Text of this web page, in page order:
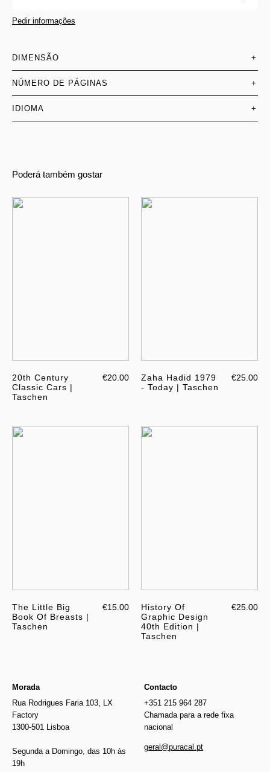
Pedir informações
DIMENSÃO +
NÚMERO DE PÁGINAS +
IDIOMA +
Poderá também gostar
20th Century
Classic Cars |
Taschen
€20.00
Zaha Hadid 1979
- Today | Taschen
€25.00
The Little Big
Book Of Breasts |
Taschen
€15.00
History Of
Graphic Design
40th Edition |
Taschen
€25.00
Morada
Rua Rodrigues Faria 103, LX
Factory
1300-501 Lisboa
Segunda a Domingo, das 10h às
19h
Contacto
+351 215 964 287
Chamada para a rede fixa
nacional
geral@puracal.pt